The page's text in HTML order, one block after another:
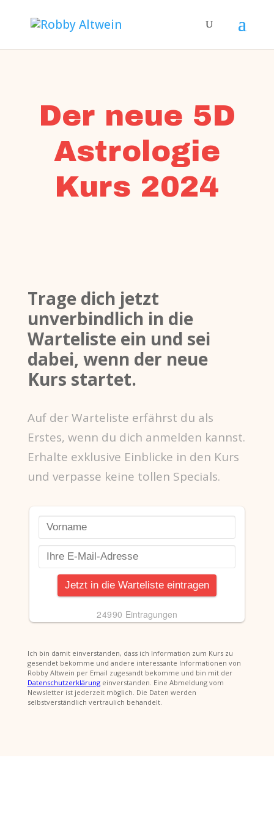
Der neue 5D
Astrologie
Kurs 2024
Trage dich jetzt
unverbindlich in die
Warteliste ein und sei
dabei, wenn der neue
Kurs startet.
Auf der Warteliste erfährst du als
Erstes, wenn du dich anmelden kannst.
Erhalte exklusive Einblicke in den Kurs
und verpasse keine tollen Specials.
Ich bin damit einverstanden, dass ich Information zum Kurs zu
gesendet bekomme und andere interessante Informationen von
Robby Altwein per Email zugesandt bekomme und bin mit der
Datenschutzerklärungeinverstanden. Eine Abmeldung vom
Newsletter ist jederzeit möglich. Die Daten werden
selbstverständlich vertraulich behandelt.